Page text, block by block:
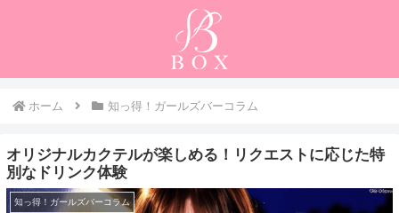
ホーム 知っ得！ガールズバーコラム
オリジナルカクテルが楽しめる！リクエストに応じた特
別なドリンク体験
知っ得！ガールズバーコラム